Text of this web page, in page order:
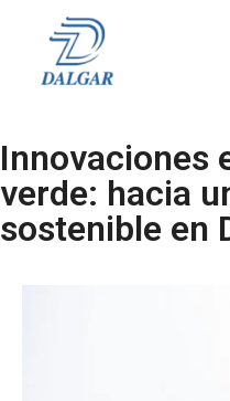
Innovaciones
verde: hacia
sostenible en